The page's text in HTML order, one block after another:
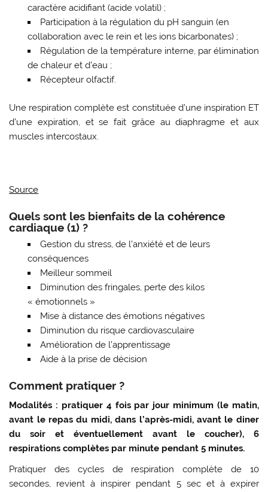
caractère acidifiant (acide volatil) ;
Participation à la régulation du pH sanguin (en
collaboration avec le rein et les ions bicarbonates) ;
Régulation de la température interne, par élimination
de chaleur et d’eau ;
Récepteur olfactif.
Une respiration complète est constituée d’une inspiration ET
d’une expiration, et se fait grâce au diaphragme et aux
muscles intercostaux.
Source
Quels sont les bienfaits de la cohérence
cardiaque (1) ?
Gestion du stress, de l’anxiété et de leurs
conséquences
Meilleur sommeil
Diminution des fringales, perte des kilos
« émotionnels »
Mise à distance des émotions négatives
Diminution du risque cardiovasculaire
Amélioration de l’apprentissage
Aide à la prise de décision
Comment pratiquer ?
Modalités : pratiquer 4 fois par jour minimum (le matin,
avant le repas du midi, dans l’après-midi, avant le diner
du soir et éventuellement avant le coucher), 6
respirations complètes par minute pendant 5 minutes.
Pratiquer des cycles de respiration complète de 10
secondes, revient à inspirer pendant 5 sec et à expirer